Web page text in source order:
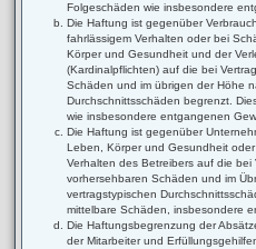
Folgeschäden wie insbesondere
Die Haftung ist gegenüber
fahrlässigem Verhalten oder bei
Körper und Gesundheit und der
(Kardinalpflichten) auf die bei
Schäden und im übrigen der Höhe
Durchschnittsschäden begrenzt.
wie insbesondere entgangenen
Die Haftung ist gegenüber
Leben, Körper und Gesundheit
Verhalten des Betreibers auf die bei
vorhersehbaren Schäden und im
vertragstypischen
mittelbare Schäden, insbesondere
Die Haftungsbegrenzung der
der Mitarbeiter und